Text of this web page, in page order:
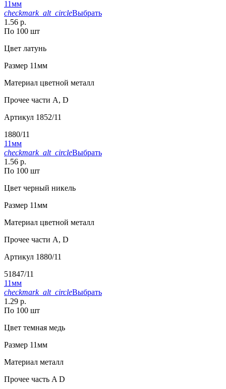
11мм
checkmark_alt_circleВыбрать
1.56 р.
По 100 шт
Цвет латунь
Размер 11мм
Материал цветной металл
Прочее части А, D
Артикул 1852/11
1880/11
11мм
checkmark_alt_circleВыбрать
1.56 р.
По 100 шт
Цвет черный никель
Размер 11мм
Материал цветной металл
Прочее части А, D
Артикул 1880/11
51847/11
11мм
checkmark_alt_circleВыбрать
1.29 р.
По 100 шт
Цвет темная медь
Размер 11мм
Материал металл
Прочее часть A D